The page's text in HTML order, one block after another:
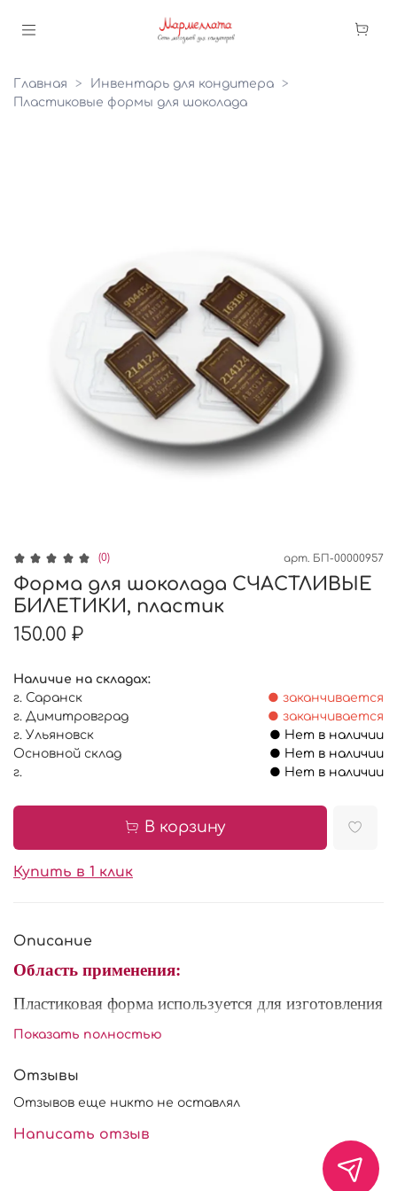
Главная
Инвентарь для кондитера
Пластиковые формы для шоколада
(0) арт. БП-00000957
Форма для шоколада СЧАСТЛИВЫЕ
БИЛЕТИКИ, пластик
150.00 ₽
Наличие на складах:
г. Саранск
● заканчивается
г. Димитровград
● заканчивается
г. Ульяновск
● Нет в наличии
Основной склад
● Нет в наличии
г.
● Нет в наличии
В корзину
Купить в 1 клик
Описание
Область применения:
Пластиковая форма используется для изготовления
и охлаждения шоколадного декора. Форма
температуры до +70С.
Состав: пищевой пластик.
Показать полностью
Отзывы
Отзывов еще никто не оставлял
Написать отзыв